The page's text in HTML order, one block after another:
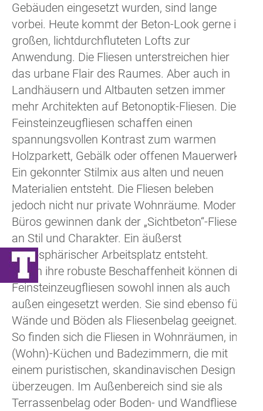
Gebäuden eingesetzt wurden, sind lange
vorbei. Heute kommt der Beton-Look gerne in
großen, lichtdurchfluteten Lofts zur
Anwendung. Die Fliesen unterstreichen hier
das urbane Flair des Raumes. Aber auch in
Landhäusern und Altbauten setzen immer
mehr Architekten auf Betonoptik-Fliesen. Diese
Feinsteinzeugfliesen schaffen einen
spannungsvollen Kontrast zum warmen
Holzparkett, Gebälk oder offenen Mauerwerk.
Ein gekonnter Stilmix aus alten und neuen
Materialien entsteht. Die Fliesen beleben
jedoch nicht nur private Wohnräume. Moderne
Büros gewinnen dank der „Sichtbeton“-Fliese
an Stil und Charakter. Ein äußerst
atmosphärischer Arbeitsplatz entsteht.
Durch ihre robuste Beschaffenheit können die
Feinsteinzeugfliesen sowohl innen als auch
außen eingesetzt werden. Sie sind ebenso für
Wände und Böden als Fliesenbelag geeignet.
So finden sich die Fliesen in Wohnräumen, in
(Wohn)-Küchen und Badezimmern, die mit
einem puristischen, skandinavischen Design
überzeugen. Im Außenbereich sind sie als
Terrassenbelag oder Boden- und Wandfliese